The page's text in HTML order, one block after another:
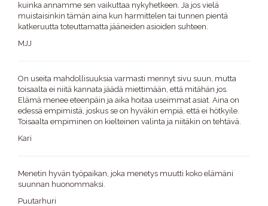
kuinka annamme sen vaikuttaa nykyhetkeen. Ja jos vielä
muistaisinkin tämän aina kun harmittelen tai tunnen pientä
katkeruutta toteuttamatta jääneiden asioiden suhteen.
MJJ
On useita mahdollisuuksia varmasti mennyt sivu suun, mutta
toisaalta ei niitä kannata jäädä miettimään, että mitähän jos.
Elämä menee eteenpäin ja aika hoitaa useimmat asiat. Aina on
edessä empimistä, joskus se on hyväkin empiä, että ei hötkyile.
Toisaalta empiminen on kielteinen valinta ja niitäkin on tehtävä.
Kari
Menetin hyvän työpaikan, joka menetys muutti koko elämäni
suunnan huonommaksi.
Puutarhuri